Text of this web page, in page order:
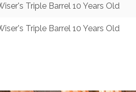
Triple Barrel 10 Years Old
Triple Barrel 10 Years Old